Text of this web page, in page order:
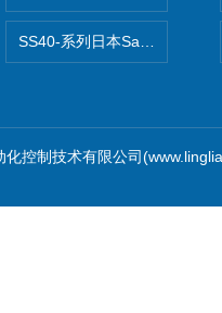
SS40-系列日本Sawamura泽
控制技术有限公司